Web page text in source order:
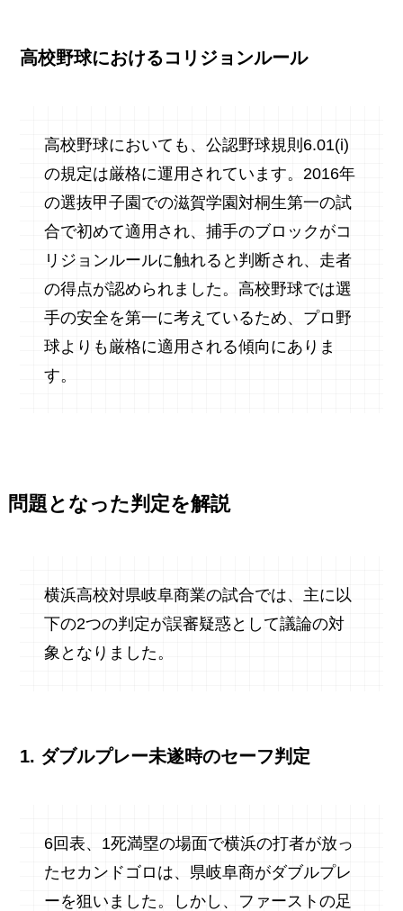
高校野球におけるコリジョンルール
高校野球においても、公認野球規則6.01(i)
の規定は厳格に運用されています。2016年
の選抜甲子園での滋賀学園対桐生第一の試
合で初めて適用され、捕手のブロックがコ
リジョンルールに触れると判断され、走者
の得点が認められました。高校野球では選
手の安全を第一に考えているため、プロ野
球よりも厳格に適用される傾向にありま
す。
問題となった判定を解説
横浜高校対県岐阜商業の試合では、主に以
下の2つの判定が誤審疑惑として議論の対
象となりました。
1. ダブルプレー未遂時のセーフ判定
6回表、1死満塁の場面で横浜の打者が放っ
たセカンドゴロは、県岐阜商がダブルプレ
ーを狙いました。しかし、ファーストの足